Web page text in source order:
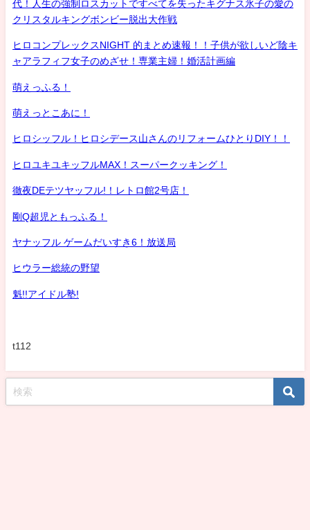
代！人生の強制ロスカットですべてを失ったキグナス氷子の愛の
クリスタルキングボンビー脱出大作戦
ヒロコンプレックスNIGHT 的まとめ速報！！子供が欲しいど陰キ
ャアラフィフ女子のめざせ！専業主婦！婚活計画編
萌えっふる！
萌えっとこあに！
ヒロシッフル！ヒロシデース山さんのリフォームひとりDIY！！
ヒロユキユキッフルMAX！スーパークッキング！
徹夜DEテツヤッフル!！レトロ館2号店！
剛Q超児ともっふる！
ヤナッフル ゲームだいすき6！放送局
ヒウラー総統の野望
魁!!アイドル塾!
t112